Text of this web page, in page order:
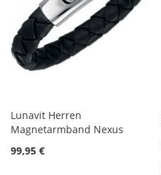
Lunavit Herren
Magnetarmband Nexus
99,95 €